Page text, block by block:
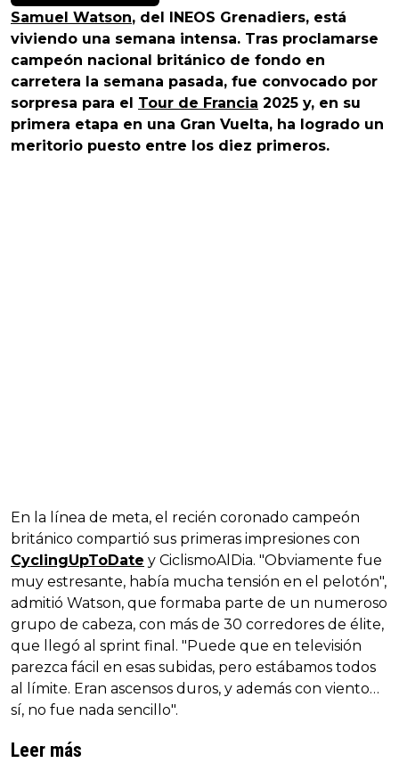
Samuel Watson, del INEOS Grenadiers, está
viviendo una semana intensa. Tras proclamarse
campeón nacional británico de fondo en
carretera la semana pasada, fue convocado por
sorpresa para el Tour de Francia 2025 y, en su
primera etapa en una Gran Vuelta, ha logrado un
meritorio puesto entre los diez primeros.
En la línea de meta, el recién coronado campeón
británico compartió sus primeras impresiones con
CyclingUpToDate y CiclismoAlDia. "Obviamente fue
muy estresante, había mucha tensión en el pelotón",
admitió Watson, que formaba parte de un numeroso
grupo de cabeza, con más de 30 corredores de élite,
que llegó al sprint final. "Puede que en televisión
parezca fácil en esas subidas, pero estábamos todos
al límite. Eran ascensos duros, y además con viento…
sí, no fue nada sencillo".
Leer más